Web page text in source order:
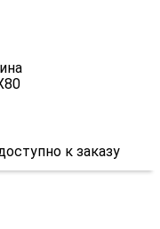
к заказу